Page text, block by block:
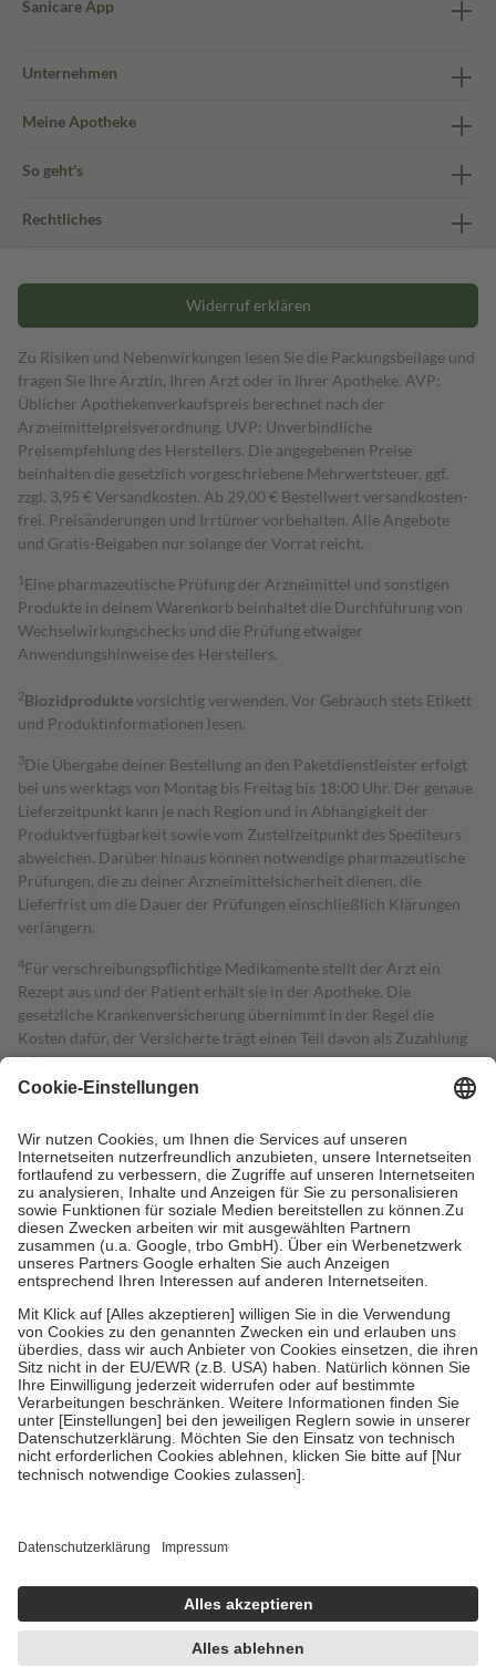
Sanicare App
Unternehmen
Meine Apotheke
So geht's
Rechtliches
Widerruf erklären
Zu Risiken und Nebenwirkungen lesen Sie die Packungsbeilage und
fragen Sie Ihre Ärztin, Ihren Arzt oder in Ihrer Apotheke. AVP:
Üblicher Apothekenverkaufspreis berechnet nach der
Arzneimittelpreisverordnung. UVP: Unverbindliche
Preisempfehlung des Herstellers. Die angegebenen Preise
beinhalten die gesetzlich vorgeschriebene Mehrwertsteuer, ggf.
zzgl. 3,95 € Versandkosten. Ab 29,00 € Bestell­wert versand­kosten­
frei. Preisänderungen und Irrtümer vorbehalten. Alle Angebote
und Gratis-Beigaben nur solange der Vorrat reicht.
1 Eine pharmazeutische Prüfung der Arzneimittel und sonstigen
Produkte in deinem Warenkorb beinhaltet die Durchführung von
Wechselwirkungschecks und die Prüfung etwaiger
Anwendungshinweise des Herstellers.
2Biozidproduktevorsichtig verwenden. Vor Gebrauch stets Etikett
und Produktinformationen lesen.
3Die Übergabe deiner Bestellung an den Paketdienstleister erfolgt
bei uns werktags von Montag bis Freitag bis 18:00 Uhr. Der genaue
Lieferzeitpunkt kann je nach Region und in Abhängigkeit der
Produktverfügbarkeit sowie vom Zustellzeitpunkt des Spediteurs
abweichen. Darüber hinaus können notwendige pharmazeutische
Prüfungen, die zu deiner Arzneimittelsicherheit dienen, die
Lieferfrist um die Dauer der Prüfungen einschließlich Klärungen
verlängern.
4Für verschreibungspflichtige Medikamente stellt der Arzt ein
Rezept aus und der Patient erhält sie in der Apotheke. Die
gesetzliche Krankenversicherung übernimmt in der Regel die
Kosten dafür, der Versicherte trägt einen Teil davon als Zuzahlung
mit.
Grundsätzlich leisten Mitglieder Zuzahlungen in Höhe von zehn
höchstens zehn Euro.
Es sind jedoch nie mehr als die tatsächlichen
Kosten der Leistung zu entrichten.
Diese Regeln gelten grundsätzlich auch für Online-Apotheken.
Bei Heilmitteln und häuslicher Krankenpflege beträgt die
Zuzahlung zehn Prozent der Kosten sowie zehn Euro je
Verordnung.
Um das Engagement der Versicherten für ihre eigene Gesundheit zu
stärken und die besondere Stellung der Familie zu unterstützen,
fallenkeine Zuzahlungenan bei:
• Kindern und Jugendlichen bis zum vollendeten 18. Lebensjahr
mit Ausnahme der Fahrkosten
• Untersuchungen zur Vorsorge und Früherkennung, die von der
GKV getragen werden
• empfohlenen Schutzimpfungen
• Harn- und Blutteststreifen
getroffen, um sicherzustellen, dass es sich um echte Bewertungen
https://help.etrusted.com/hc/de/articles/4419944605341
Einige Bilder und Inhalte wurden unter Zuhilfenahme künstlicher